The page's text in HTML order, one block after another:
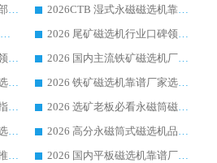
2026 高精度粉料磁选机头部厂家选购指南 行业口碑靠谱品牌推荐 领域强者华体会手机网页版-华体会(中国) 解析
2026CTB 湿式永磁磁选机靠谱厂家实力排行榜 铁矿选矿设备采购全流程选购指南
2026 CTB 湿式永磁磁选机选购指南|行业口碑良好品牌推荐，领域强者华体会手机网页版-华体会(中国)
2026 尾矿磁选机行业口碑领域强者，源头直供国内主流厂家华体会手机网页版-华体会(中国) 一站式服务
2026 尾矿磁选机行业口碑领域强者，源头直供国内主流厂家华体会手机网页版-华体会(中国) 一站式服务
2026 国内主流铁矿磁选机厂家选购指南|行业口碑好品牌推荐，领域强者华体会手机网页版-华体会(中国)
2026 铁矿磁选机靠谱厂家选购全攻略 行业标杆华体会手机网页版-华体会(中国) 设备性价比出众
2026 铁矿磁选机靠谱厂家选购指南，领域强者华体会手机网页版-华体会(中国) 铁矿磁选机性价比高
2026 化工强磁磁选机选购指南 5 家行业口碑靠谱厂家领域强者推荐
2026 选矿老板必看永磁筒磁选机推荐 行业头部品牌口碑设备选购全攻略
2026 高性价比永磁筒式磁选机品牌盘点 行业强者口碑实测选购完整指南
2026 高分永磁筒式磁选机品牌推荐 选矿设备强者对比测评采购避坑全攻略
2026 评价高的磁选机品牌推荐选购指南，永磁筒式磁选机设备领域强者全景行业口碑解析
2026 国内平板磁选机靠谱厂家排名 行业实测口碑设备按需选购全指南